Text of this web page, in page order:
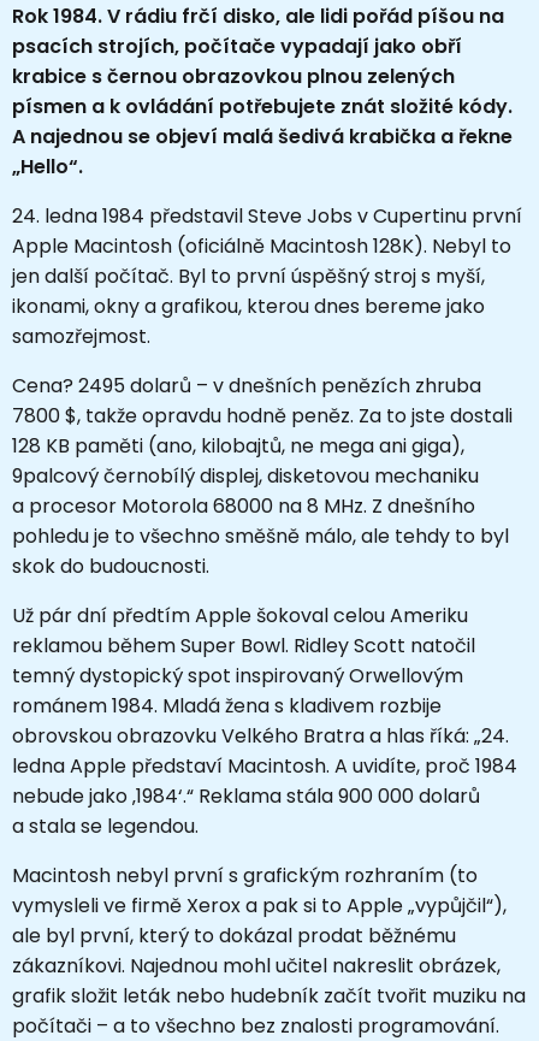
Rok 1984. V rádiu frčí disko, ale lidi pořád píšou na
psacích strojích, počítače vypadají jako obří
krabice s černou obrazovkou plnou zelených
písmen a k ovládání potřebujete znát složité kódy.
A najednou se objeví malá šedivá krabička a řekne
„Hello“.
24. ledna 1984 představil Steve Jobs v Cupertinu první
Apple Macintosh (oficiálně Macintosh 128K). Nebyl to
jen další počítač. Byl to první úspěšný stroj s myší,
ikonami, okny a grafikou, kterou dnes bereme jako
samozřejmost.
Cena? 2495 dolarů – v dnešních penězích zhruba
7800 $, takže opravdu hodně peněz. Za to jste dostali
128 KB paměti (ano, kilobajtů, ne mega ani giga),
9palcový černobílý displej, disketovou mechaniku
a procesor Motorola 68000 na 8 MHz. Z dnešního
pohledu je to všechno směšně málo, ale tehdy to byl
skok do budoucnosti.
Už pár dní předtím Apple šokoval celou Ameriku
reklamou během Super Bowl. Ridley Scott natočil
temný dystopický spot inspirovaný Orwellovým
románem 1984. Mladá žena s kladivem rozbije
obrovskou obrazovku Velkého Bratra a hlas říká: „24.
ledna Apple představí Macintosh. A uvidíte, proč 1984
nebude jako ‚1984‘.“ Reklama stála 900 000 dolarů
a stala se legendou.
Macintosh nebyl první s grafickým rozhraním (to
vymysleli ve firmě Xerox a pak si to Apple „vypůjčil“),
ale byl první, který to dokázal prodat běžnému
zákazníkovi. Najednou mohl učitel nakreslit obrázek,
grafik složit leták nebo hudebník začít tvořit muziku na
počítači – a to všechno bez znalosti programování.